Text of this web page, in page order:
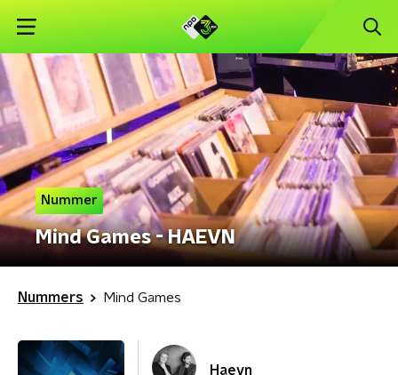
Nummer
Mind Games - HAEVN
Nummers Mind Games
Haevn